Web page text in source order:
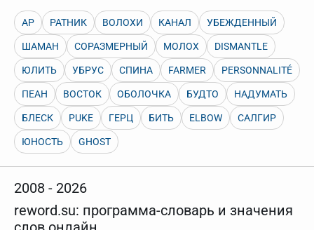
АР РАТНИК ВОЛОХИ КАНАЛ УБЕЖДЕННЫЙ
ШАМАН СОРАЗМЕРНЫЙ МОЛОХ DISMANTLE
ЮЛИТЬ УБРУС СПИНА FARMER PERSONNALITÉ
ПЕАН ВОСТОК ОБОЛОЧКА БУДТО НАДУМАТЬ
БЛЕСК PUKE ГЕРЦ БИТЬ ELBOW САЛГИР
ЮНОСТЬ GHOST
2008 - 2026
reword.su: программа-словарь и значения